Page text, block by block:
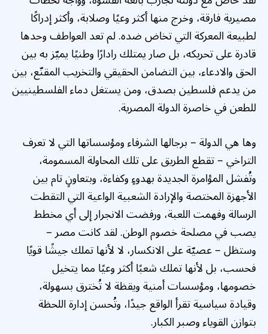
مصيرية فارقة، وخرج منها أكثر وعيًا وصلابة، وأكثر إدراكًا
لطبيعة المعركة التي تخاض ضده. لم تعد العواطف وحدها
قادرة على تحريكه، بل صار يمتلك رادارًا وطنيًا يميّز به بين
الحق والادعاء، بين التضامن الحقيقي والتخريب المقنّع، بين
من يدعم فلسطين بصدق، ومن يستغل دماء الفلسطينيين
للطعن في خاصرة الدولة المصرية.
وها هي الدولة – برجالها الشرفاء ومؤسساتها التي لا تعرف
التراخي – تقطع الطريق على تلك المحاولة المسمومة،
وتُفشل المؤامرة الجديدة بهدوءٍ وكفاءة، وبتعاونٍ تام بين
الأجهزة المختصة والإرادة الشعبية الواعية التي التقطت
الرسالة وفهمت اللعبة، ورفضت الانجرار إلى أي مخطط
يصب في مصلحة خصوم الوطن. لقد كانت مصر –
وستظل – عصيّة على الانكسار، لا لأنها تملك جيشًا قويًا
فحسب، بل لأنها تملك شعبًا أكثر وعيًا مما يتخيل
خصومها، ومؤسسات أمنية ويقظة لا تُخترق بسهولة،
وقيادة سياسية تقرأ الواقع جيدًا، وتُحسن إدارة اللحظة
بتوازن القوياء وصبر الكبار.